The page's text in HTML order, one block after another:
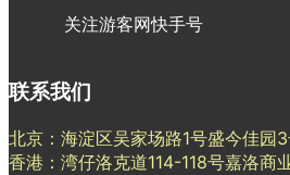
关注游客网快手号
联系我们
北京：海淀区吴家场路1号盛今佳园
香港：湾仔洛克道114-118号嘉洛商